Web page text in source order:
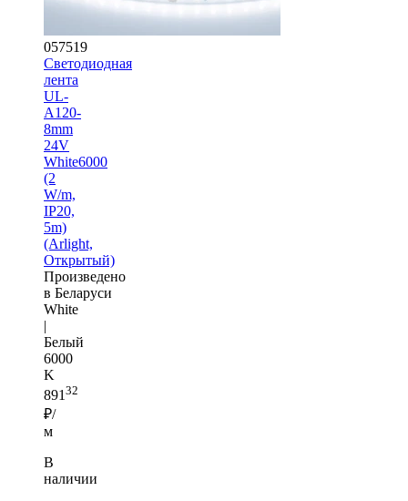
057519
Светодиодная
лента
UL-
A120-
8mm
24V
White6000
(2
W/m,
IP20,
5m)
(Arlight,
Открытый)
Произведено
в Беларуси
White
|
Белый
6000
K
891 32
₽/
м
В
наличии